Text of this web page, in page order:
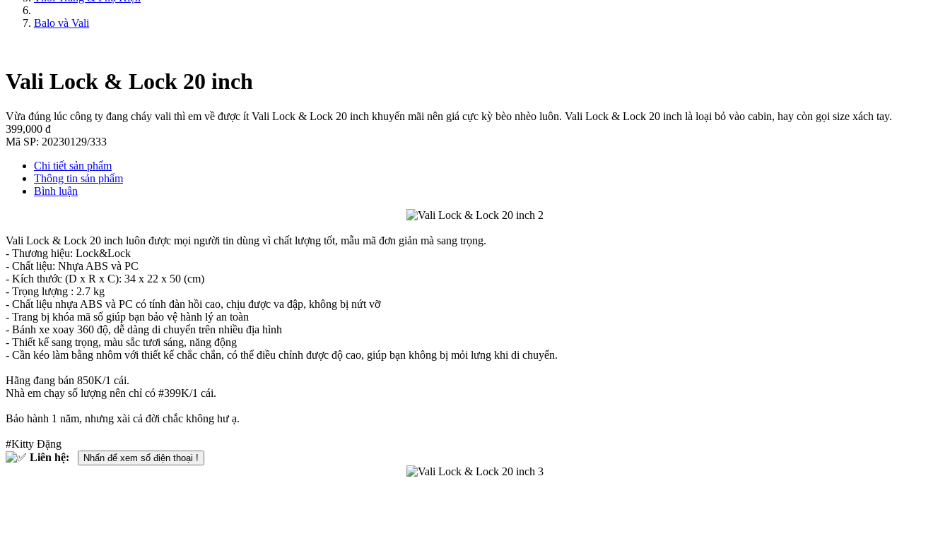
Balo và Vali
Vali Lock & Lock 20 inch
Vừa đúng lúc công ty đang cháy vali thì em về được ít Vali Lock & Lock 20 inch khuyến mãi nên giá cực kỳ bèo nhèo luôn. Vali Lock & Lock 20 inch là loại bỏ vào cabin, hay còn gọi size xách tay.
399,000 đ
Mã SP: 20230129/333
Chi tiết sản phẩm
Thông tin sản phẩm
Bình luận
Vali Lock & Lock 20 inch luôn được mọi người tin dùng vì chất lượng tốt, mẫu mã đơn giản mà sang trọng.
- Thương hiệu: Lock&Lock
- Chất liệu: Nhựa ABS và PC
- Kích thước (D x R x C): 34 x 22 x 50 (cm)
- Trọng lượng : 2.7 kg
- Chất liệu nhựa ABS và PC có tính đàn hồi cao, chịu được va đập, không bị nứt vỡ
- Trang bị khóa mã số giúp bạn bảo vệ hành lý an toàn
- Bánh xe xoay 360 độ, dễ dàng di chuyển trên nhiều địa hình
- Thiết kế sang trọng, màu sắc tươi sáng, năng động
- Cần kéo làm bằng nhôm với thiết kế chắc chắn, có thể điều chỉnh được độ cao, giúp bạn không bị mỏi lưng khi di chuyển.
Hãng đang bán 850K/1 cái.
Nhà em chạy số lượng nên chỉ có #399K/1 cái.
Bảo hành 1 năm, nhưng xài cả đời chắc không hư ạ.
#Kitty Đặng
Liên hệ:
Nhấn để xem số điện thoại !